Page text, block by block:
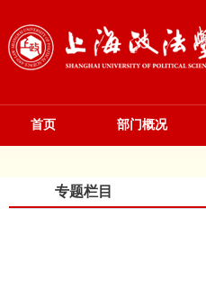
首页 部门概况
专题栏目